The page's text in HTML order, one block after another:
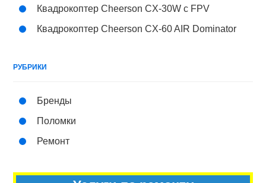
Квадрокоптер Cheerson CX-30W с FPV
Квадрокоптер Cheerson CX-60 AIR Dominator
РУБРИКИ
Бренды
Поломки
Ремонт